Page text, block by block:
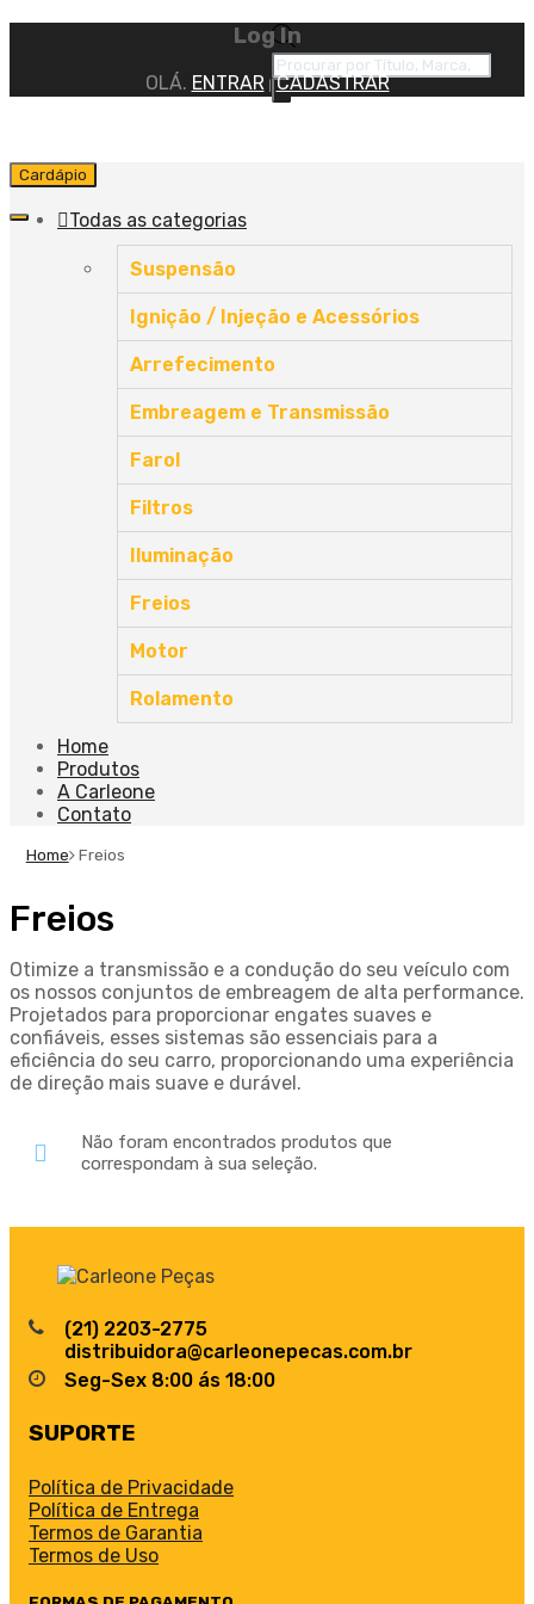
Log In
OLÁ. ENTRAR CADASTRAR
Cardápio
Todas as categorias
Suspensão
Ignição / Injeção e Acessórios
Arrefecimento
Embreagem e Transmissão
Farol
Filtros
Iluminação
Freios
Motor
Rolamento
Home
Produtos
A Carleone
Contato
Home Freios
Freios
Otimize a transmissão e a condução do seu veículo com
os nossos conjuntos de embreagem de alta performance.
Projetados para proporcionar engates suaves e
confiáveis, esses sistemas são essenciais para a
eficiência do seu carro, proporcionando uma experiência
de direção mais suave e durável.
Não foram encontrados produtos que
correspondam à sua seleção.
(21) 2203-2775
distribuidora@carleonepecas.com.br
Seg-Sex 8:00 ás 18:00
SUPORTE
Política de Privacidade
Política de Entrega
Termos de Garantia
Termos de Uso